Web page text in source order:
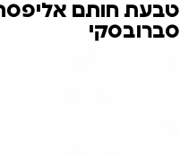
טבעת חותם
סברובסקי